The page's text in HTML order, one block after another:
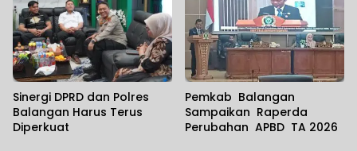
Sinergi DPRD dan Polres
Balangan Harus Terus
Diperkuat
Pemkab Balangan
Sampaikan Raperda
Perubahan APBD TA 2026